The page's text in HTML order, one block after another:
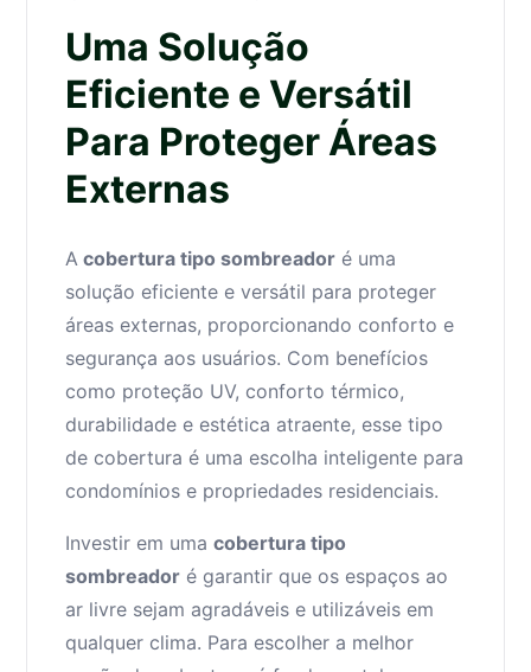
Uma Solução
Eficiente e Versátil
Para Proteger Áreas
Externas
A cobertura tipo sombreador é uma
solução eficiente e versátil para proteger
áreas externas, proporcionando conforto e
segurança aos usuários. Com benefícios
como proteção UV, conforto térmico,
durabilidade e estética atraente, esse tipo
de cobertura é uma escolha inteligente para
condomínios e propriedades residenciais.
Investir em umacobertura tipo
sombreador é garantir que os espaços ao
ar livre sejam agradáveis e utilizáveis em
qualquer clima. Para escolher a melhor